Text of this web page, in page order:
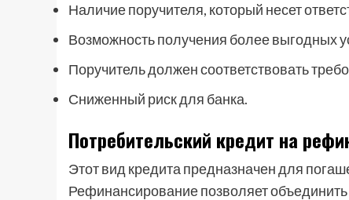
Наличие поручителя, который несет
Возможность получения более выгодных
Поручитель должен соответствовать
Сниженный риск для банка.
Потребительский кредит на
Этот вид кредита предназначен для
Рефинансирование позволяет